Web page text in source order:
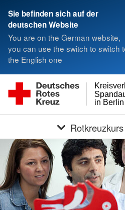
Sie befinden sich auf der
deutschen Website
You are on the German website,
you can use the switch to switch
the English one
in Berlin